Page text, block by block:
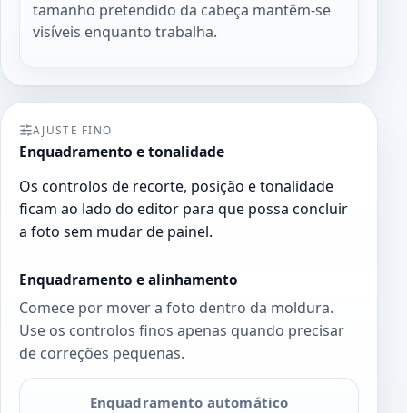
tamanho pretendido da cabeça mantêm-se
visíveis enquanto trabalha.
AJUSTE FINO
Enquadramento e tonalidade
Os controlos de recorte, posição e tonalidade
ficam ao lado do editor para que possa concluir
a foto sem mudar de painel.
Enquadramento e alinhamento
Comece por mover a foto dentro da moldura.
Use os controlos finos apenas quando precisar
de correções pequenas.
Enquadramento automático